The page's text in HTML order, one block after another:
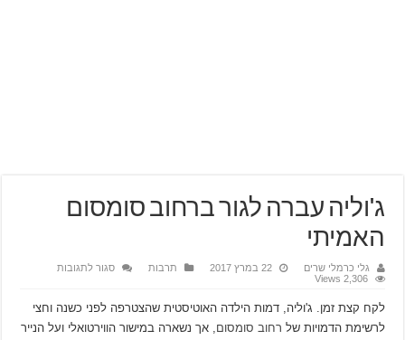
ג'וליה עברה לגור ברחוב סומסום
האמיתי
גלי כרמלי שרים 22 במרץ 2017 תרבות סגור לתגובות
ברחוב
סומסום
האמיתי
2,306 Views
לקח קצת זמן. ג'וליה, דמות הילדה האוטיסטית שהצטרפה לפני כשנה וחצי
לרשימת הדמויות של רחוב סומסום, אך נשארה במישור הווירטואלי ועל הנייר